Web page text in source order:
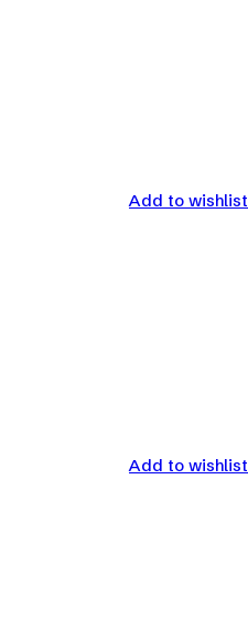
Add to wishlist
Add to wishlist